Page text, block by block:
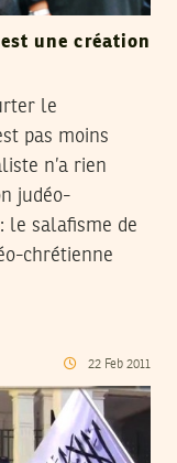
une création
le
pas moins
n’a rien
judéo-
le salafisme de
chrétienne
22 Feb 2011